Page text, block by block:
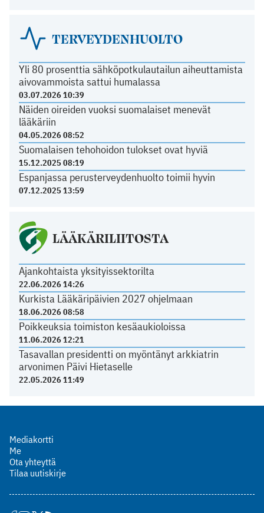
TERVEYDENHUOLTO
Yli 80 prosenttia sähköpotkulautailun aiheuttamista
aivovammoista sattui humalassa
03.07.2026 10:39
Näiden oireiden vuoksi suomalaiset menevät
lääkäriin
04.05.2026 08:52
Suomalaisen tehohoidon tulokset ovat hyviä
15.12.2025 08:19
Espanjassa perusterveydenhuolto toimii hyvin
07.12.2025 13:59
LÄÄKÄRILIITOSTA
Ajankohtaista yksityissektorilta
22.06.2026 14:26
Kurkista Lääkäripäivien 2027 ohjelmaan
18.06.2026 08:58
Poikkeuksia toimiston kesäaukioloissa
11.06.2026 12:21
Tasavallan presidentti on myöntänyt arkkiatrin
arvonimen Päivi Hietaselle
22.05.2026 11:49
Mediakortti
Me
Ota yhteyttä
Tilaa uutiskirje